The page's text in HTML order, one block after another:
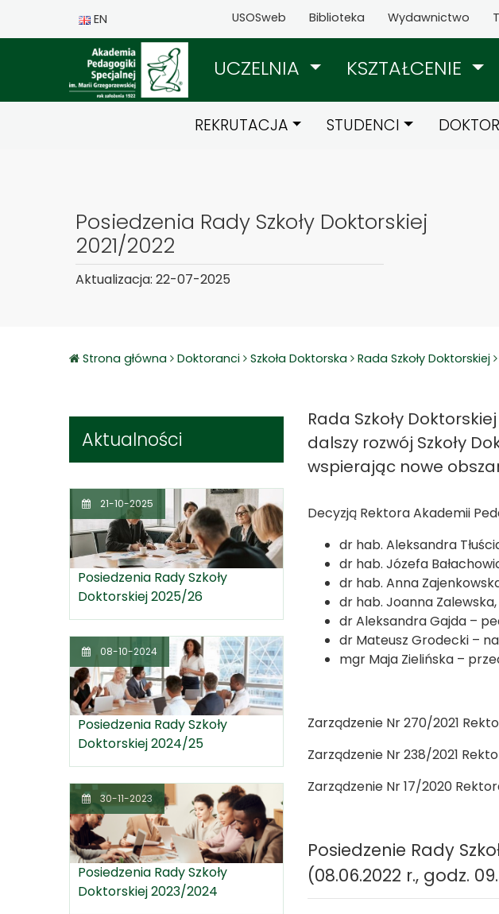
EN USOSweb Biblioteka Wydawnictwo
UCZELNIA KSZTAŁCENIE
REKRUTACJA STUDENCI
Posiedzenia Rady Szkoły Doktorskiej
2021/2022
Aktualizacja: 22-07-2025
Strona główna Doktoranci Szkoła Doktorska Rada Szkoły Doktorskiej
Aktualności
21-10-2025
Posiedzenia Rady Szkoły
Doktorskiej 2025/26
08-10-2024
Posiedzenia Rady Szkoły
Doktorskiej 2024/25
30-11-2023
Posiedzenia Rady Szkoły
Doktorskiej 2023/2024
Rada Szkoły
dalszy rozwój Szkoły
wspierając nowe
Decyzją Rektora Akademii
dr hab. Aleksandra
dr hab. Józefa
dr hab. Anna
dr hab. Joanna
dr Aleksandra Gajda –
dr Mateusz Grodecki –
mgr Maja Zielińska –
Zarządzenie Nr 270/2021
Zarządzenie Nr 238/2021
Zarządzenie Nr 17/2020
Posiedzenie Rady
(08.06.2022 r., godz.